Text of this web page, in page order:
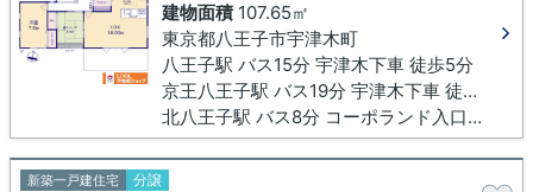
建物面積107.65㎡
東京都八王子市宇津木町
八王子駅 バス15分 宇津木下車 徒歩5分
京王八王子駅 バス19分 宇津木下車 徒歩5分
北八王子駅 バス8分 コーポランド入口下車 徒歩1分
新築一戸建住宅 分譲